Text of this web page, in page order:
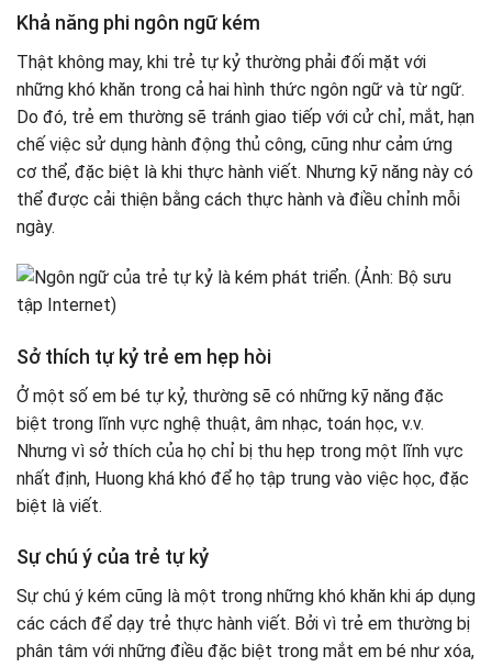
Khả năng phi ngôn ngữ kém
Thật không may, khi trẻ tự kỷ thường phải đối mặt với
những khó khăn trong cả hai hình thức ngôn ngữ và từ ngữ.
Do đó, trẻ em thường sẽ tránh giao tiếp với cử chỉ, mắt, hạn
chế việc sử dụng hành động thủ công, cũng như cảm ứng
cơ thể, đặc biệt là khi thực hành viết. Nhưng kỹ năng này có
thể được cải thiện bằng cách thực hành và điều chỉnh mỗi
ngày.
Sở thích tự kỷ trẻ em hẹp hòi
Ở một số em bé tự kỷ, thường sẽ có những kỹ năng đặc
biệt trong lĩnh vực nghệ thuật, âm nhạc, toán học, v.v.
Nhưng vì sở thích của họ chỉ bị thu hẹp trong một lĩnh vực
nhất định, Huong khá khó để họ tập trung vào việc học, đặc
biệt là viết.
Sự chú ý của trẻ tự kỷ
Sự chú ý kém cũng là một trong những khó khăn khi áp dụng
các cách để dạy trẻ thực hành viết. Bởi vì trẻ em thường bị
phân tâm với những điều đặc biệt trong mắt em bé như xóa,